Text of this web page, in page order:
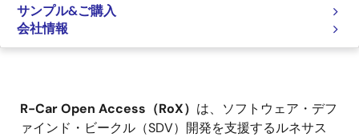
サンプル&ご購入
会社情報
ページセクションへ移動：
R-Car Open Access（RoX） は、ソフトウェア・デフ
ァインド・ビークル（SDV）開発を支援するルネサス